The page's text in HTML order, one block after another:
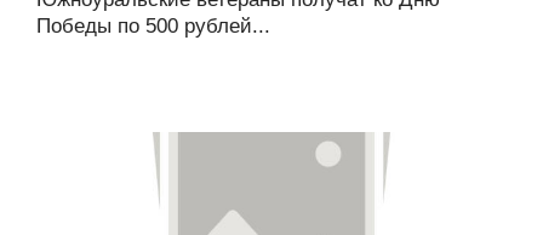
Победы по 500 рублей...